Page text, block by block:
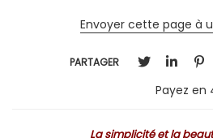
Envoyer cette page à
PARTAGER
Payez en
La simplicité et la